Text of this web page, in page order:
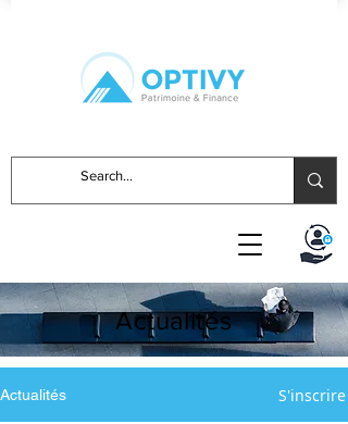
Actualités
Actualités S'inscrire